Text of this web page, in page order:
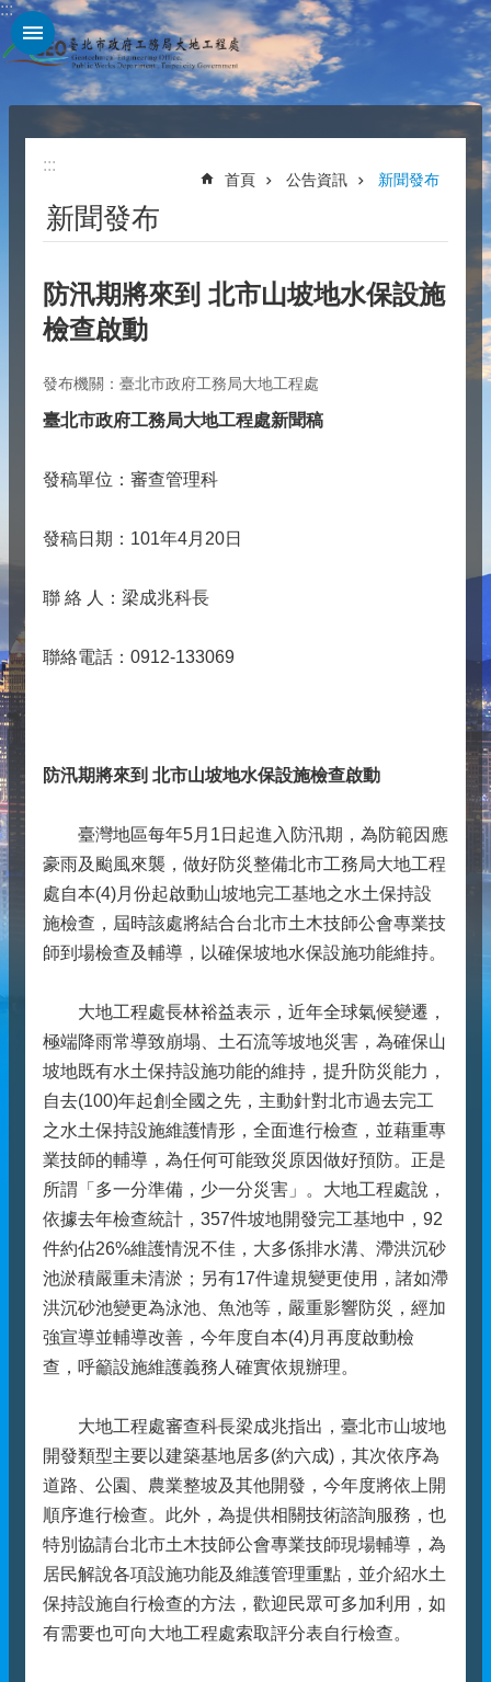
跳到主要內容區塊
:::
:::
首頁 公告資訊 新聞發布
新聞發布
防汛期將來到 北市山坡地水保設施
檢查啟動
發布機關：臺北市政府工務局大地工程處
臺北市政府工務局大地工程處新聞稿
發稿單位：審查管理科
發稿日期：101年4月20日
聯 絡 人：梁成兆科長
聯絡電話：0912-133069
防汛期將來到 北市山坡地水保設施檢查啟動
臺灣地區每年5月1日起進入防汛期，為防範因應
豪雨及颱風來襲，做好防災整備北市工務局大地工程
處自本(4)月份起啟動山坡地完工基地之水土保持設
施檢查，屆時該處將結合台北市土木技師公會專業技
師到場檢查及輔導，以確保坡地水保設施功能維持。
大地工程處長林裕益表示，近年全球氣候變遷，
極端降雨常導致崩塌、土石流等坡地災害，為確保山
坡地既有水土保持設施功能的維持，提升防災能力，
自去(100)年起創全國之先，主動針對北市過去完工
之水土保持設施維護情形，全面進行檢查，並藉重專
業技師的輔導，為任何可能致災原因做好預防。正是
所謂「多一分準備，少一分災害」。大地工程處說，
依據去年檢查統計，357件坡地開發完工基地中，92
件約佔26%維護情況不佳，大多係排水溝、滯洪沉砂
池淤積嚴重未清淤；另有17件違規變更使用，諸如滯
洪沉砂池變更為泳池、魚池等，嚴重影響防災，經加
強宣導並輔導改善，今年度自本(4)月再度啟動檢
查，呼籲設施維護義務人確實依規辦理。
大地工程處審查科長梁成兆指出，臺北市山坡地
開發類型主要以建築基地居多(約六成)，其次依序為
道路、公園、農業整坡及其他開發，今年度將依上開
順序進行檢查。此外，為提供相關技術諮詢服務，也
特別協請台北市土木技師公會專業技師現場輔導，為
居民解說各項設施功能及維護管理重點，並介紹水土
保持設施自行檢查的方法，歡迎民眾可多加利用，如
有需要也可向大地工程處索取評分表自行檢查。